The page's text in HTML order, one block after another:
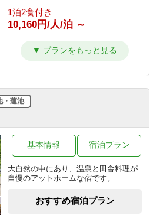
1泊2食付き
10,160円/人/泊 ～
【2連泊以上限定】＜2食付＞最大
20％OFF◇五感で楽しむ信州ビュッフ
10,160円/人/泊 ～
れるライブキッチン＜2食付＞G
1泊2食付き
10,825円/人/泊 ～
【28日前限定】＜2食付＞最大
20％OFF！◇五感で楽しむ信州ビュッ
フェ◇心踊るライブキッチン♪G
・蓮池
大自然の中にあり、温泉と田舎料理が
自慢のアットホームな宿です。
基本情報 宿泊プラン
おすすめ宿泊プラン